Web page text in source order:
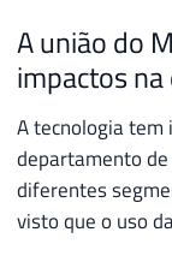
A união do
impactos
A tecnologia
departamento de
diferentes
visto que o uso